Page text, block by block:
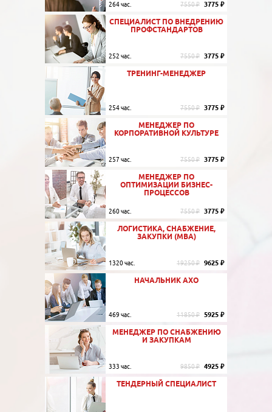
264 час. 7550 ₽ 3775 ₽
СПЕЦИАЛИСТ ПО ВНЕДРЕНИЮ
ПРОФСТАНДАРТОВ
252 час. 7550 ₽ 3775 ₽
ТРЕНИНГ-МЕНЕДЖЕР
254 час. 7550 ₽ 3775 ₽
МЕНЕДЖЕР ПО
КОРПОРАТИВНОЙ КУЛЬТУРЕ
257 час. 7550 ₽ 3775 ₽
МЕНЕДЖЕР ПО
ОПТИМИЗАЦИИ БИЗНЕС-
ПРОЦЕССОВ
260 час. 7550 ₽ 3775 ₽
ЛОГИСТИКА, СНАБЖЕНИЕ,
ЗАКУПКИ (MBA)
1320 час. 19250 ₽ 9625 ₽
НАЧАЛЬНИК АХО
469 час. 11850 ₽ 5925 ₽
МЕНЕДЖЕР ПО СНАБЖЕНИЮ
И ЗАКУПКАМ
333 час. 9850 ₽ 4925 ₽
ТЕНДЕРНЫЙ СПЕЦИАЛИСТ